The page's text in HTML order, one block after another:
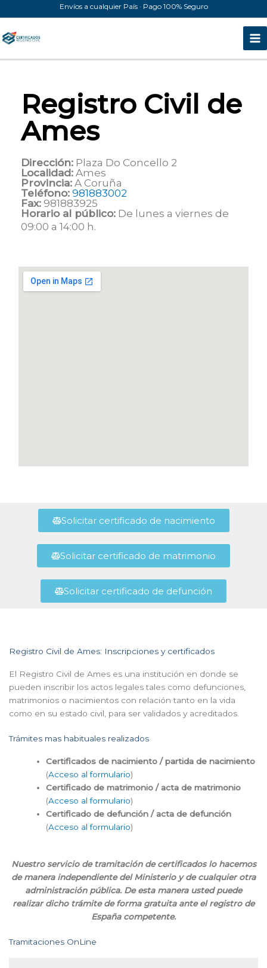
al
contenido
Envíos a cualquier País · Pago 100% Seguro
Registro Civil de
Ames
Dirección: Plaza Do Concello 2
Localidad: Ames
Provincia: A Coruña
Teléfono: 981883002
Fax: 981883925
Horario al público: De lunes a viernes de
09:00 a 14:00 h.
Solicitar certificado de nacimiento
Solicitar certificado de matrimonio
Solicitar certificado de defunción
Registro Civil de Ames: Inscripciones y certificados
El Registro Civil de Ames es una institución en donde se
pueden inscribir los actos legales tales como defunciones,
matrimonios o nacimientos con relación tanto en la vida
como en su estado civil, para ser validados y acreditados.
Trámites mas habituales realizados
Certificados de nacimiento / partida de nacimiento
(Acceso al formulario)
Certificado de matrimonio / acta de matrimonio
(Acceso al formulario)
Certificado de defunción / acta de defunción
(Acceso al formulario)
Nuestro servicio de tramitación de certificados lo hacemos
de manera independiente del Ministerio y de cualquier otra
administración pública. De esta manera usted puede
realizar dicho trámite de forma gratuita ante el registro de
España competente.
Tramitaciones OnLine